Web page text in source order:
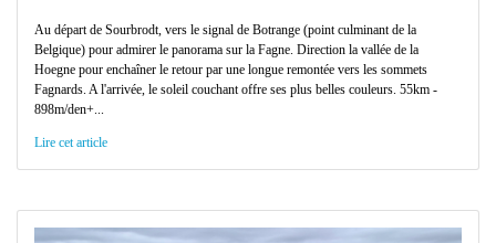
Au départ de Sourbrodt, vers le signal de Botrange (point culminant de la
Belgique) pour admirer le panorama sur la Fagne. Direction la vallée de la
Hoegne pour enchaîner le retour par une longue remontée vers les sommets
Fagnards. A l'arrivée, le soleil couchant offre ses plus belles couleurs. 55km -
898m/den+...
Lire cet article